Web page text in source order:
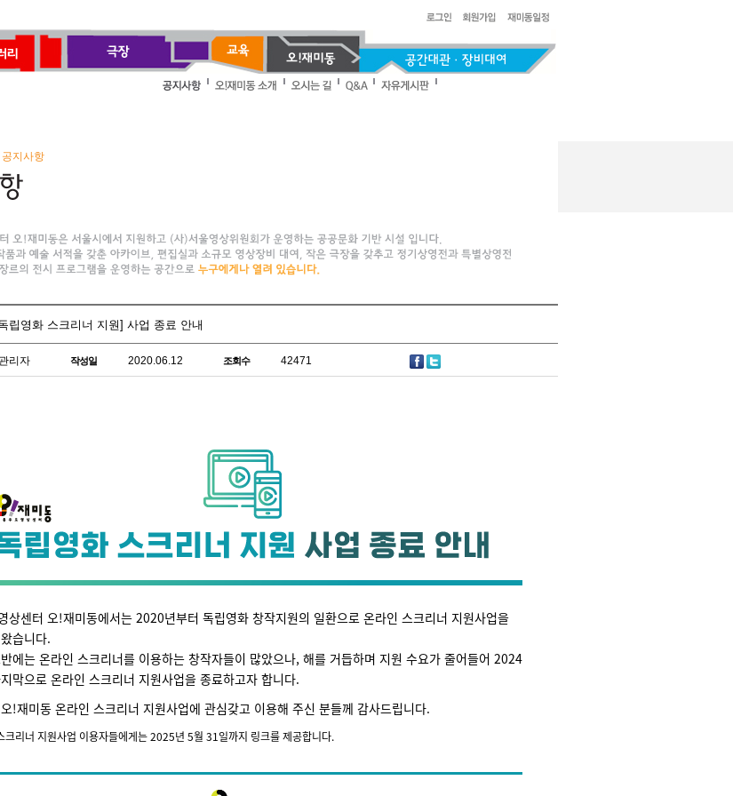
공지사항
립영화 스크리너 지원] 사업 종료 안내
관리자 작성일 2020.06.12 조회수 42471
상센터 오!재미동에서는 2020년부터 독립영화 창작지원의 일환으로 온라인 스크리너 지원사업을
습니다.
에는 온라인 스크리너를 이용하는 창작자들이 많았으나, 해를 거듭하며 지원 수요가 줄어들어 2024
막으로 온라인 스크리너 지원사업을 종료하고자 합니다.
!재미동 온라인 스크리너 지원사업에 관심갖고 이용해 주신 분들께 감사드립니다.
리너 지원사업 이용자들에게는 2025년 5월 31일까지 링크를 제공합니다.